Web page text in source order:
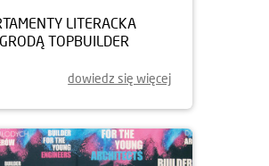
LITERACKA
TOPBUILDER
dowiedz się więcej